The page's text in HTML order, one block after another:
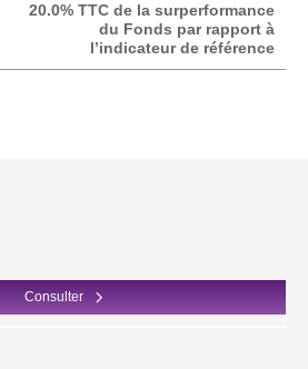
20.0% TTC de la surperformance
du Fonds par rapport à
l’indicateur de référence
Consulter